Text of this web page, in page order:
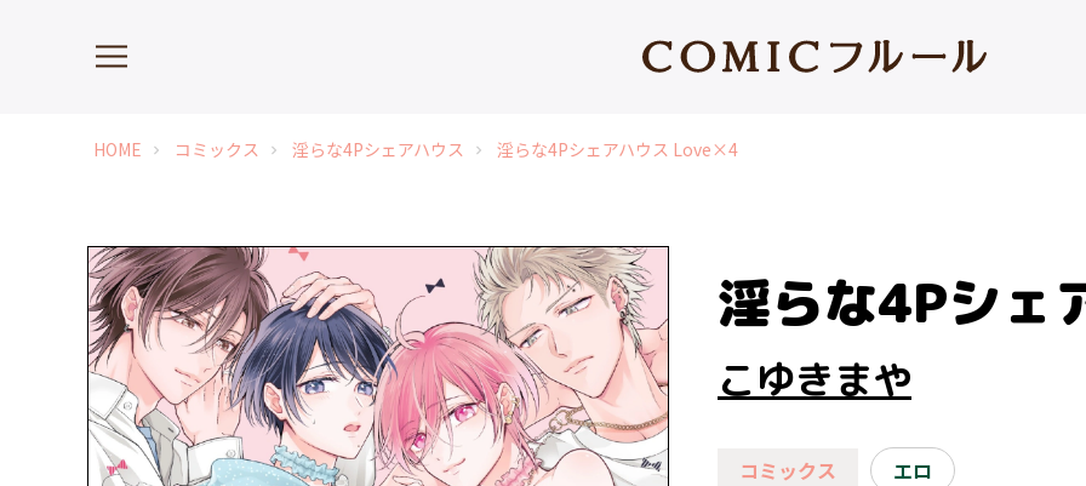
HOME chevron_right コミックス chevron_right 淫らな4Pシェアハウス chevron_right 淫らな4Pシェアハウス Love×4
淫らな4Pシェ
こゆきまや
コミックス エロ